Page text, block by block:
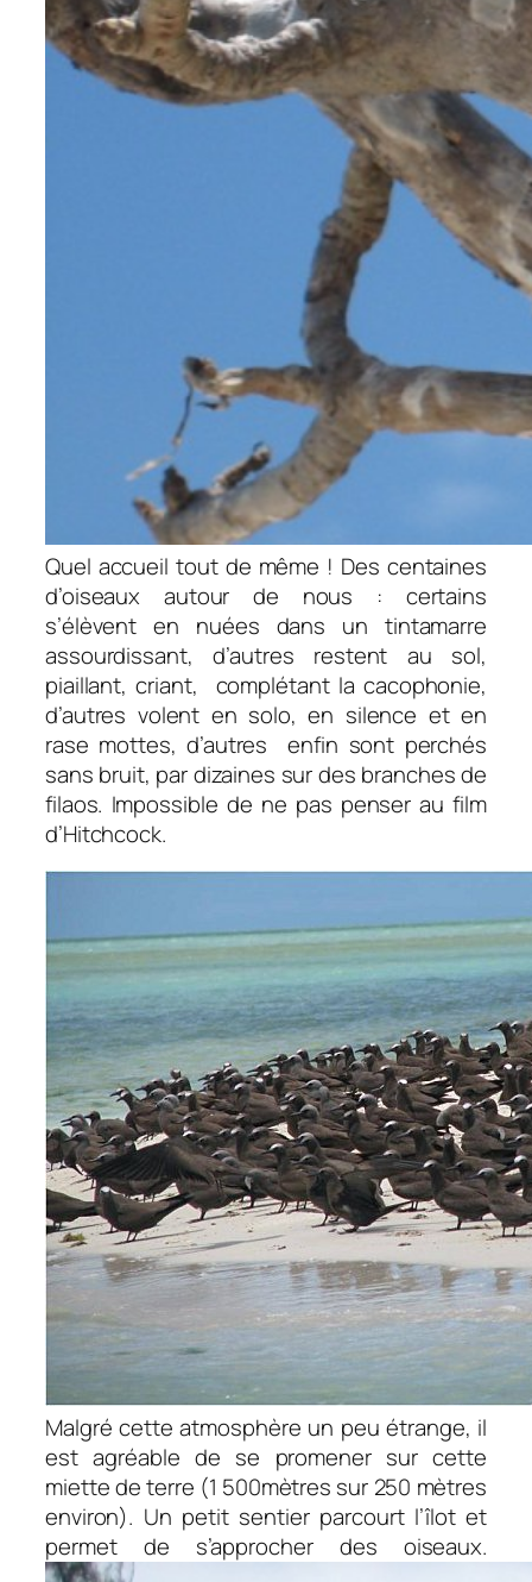
Quel accueil tout de même ! Des centaines
d’oiseaux autour de nous : certains
s’élèvent en nuées dans un tintamarre
assourdissant, d’autres restent au sol,
piaillant, criant, complétant la cacophonie,
d’autres volent en solo, en silence et en
rase mottes, d’autres enfin sont perchés
sans bruit, par dizaines sur des branches de
filaos. Impossible de ne pas penser au film
d’Hitchcock.
Malgré cette atmosphère un peu étrange, il
est agréable de se promener sur cette
miette de terre (1 500mètres sur 250 mètres
environ). Un petit sentier parcourt l’îlot et
permet de s’approcher des oiseaux.